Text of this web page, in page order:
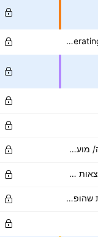
Non-operating income (total)
זכויות חסרות שליטה/ מועטות
לאחר מס הכנסה/הוצאות אחרות
רווח נקי לפני פעילות שהופסקה